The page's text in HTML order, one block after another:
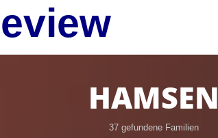
HAMSEN
37 gefundene Familien